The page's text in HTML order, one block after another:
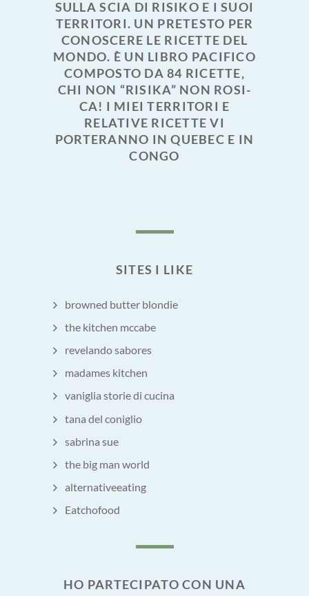
SULLA SCIA DI RISIKO E I SUOI
TERRITORI. UN PRETESTO PER
CONOSCERE LE RICETTE DEL
MONDO. È UN LIBRO PACIFICO
COMPOSTO DA 84 RICETTE,
CHI NON “RISIKA” NON ROSI-
CA! I MIEI TERRITORI E
RELATIVE RICETTE VI
PORTERANNO IN QUEBEC E IN
CONGO
SITES I LIKE
browned butter blondie
the kitchen mccabe
revelando sabores
madames kitchen
vaniglia storie di cucina
tana del coniglio
sabrina sue
the big man world
alternativeeating
Eatchofood
HO PARTECIPATO CON UNA